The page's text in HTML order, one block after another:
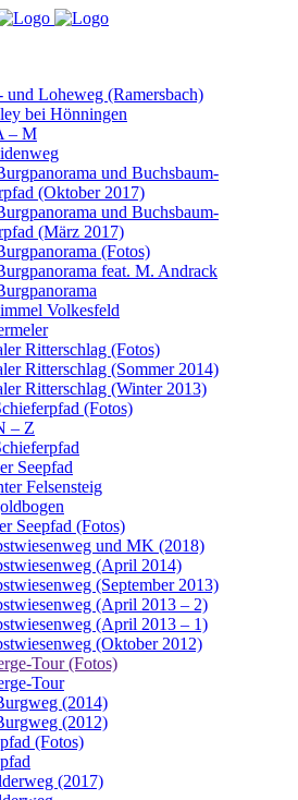
und Loheweg (Ramersbach)
bei Hönningen
– M
und Buchsbaum-
(Oktober 2017)
und Buchsbaum-
(März 2017)
(Fotos)
feat. M. Andrack
Volkesfeld
Ritterschlag (Fotos)
Ritterschlag (Sommer 2014)
Ritterschlag (Winter 2013)
(Fotos)
– Z
Seepfad
Felsensteig
Seepfad (Fotos)
und MK (2018)
(April 2014)
(September 2013)
(April 2013 – 2)
(April 2013 – 1)
(Oktober 2012)
Tour (Fotos)
Tour
(2014)
(2012)
(Fotos)
(2017)